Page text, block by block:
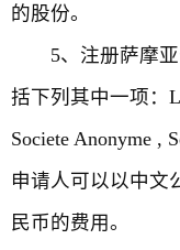
的股份。
5、注册萨摩亚
括下列其中一项：
Societe Anonyme ,
申请人可以以中文
民币的费用。